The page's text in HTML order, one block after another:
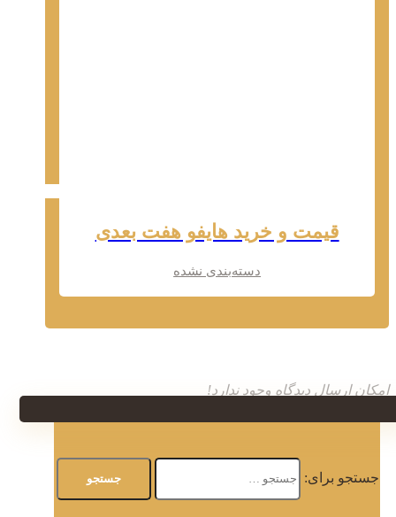
قیمت و خرید هایفو هفت بعدی
دسته‌بندی نشده
امکان ارسال دیدگاه وجود ندارد!
جستجو برای: